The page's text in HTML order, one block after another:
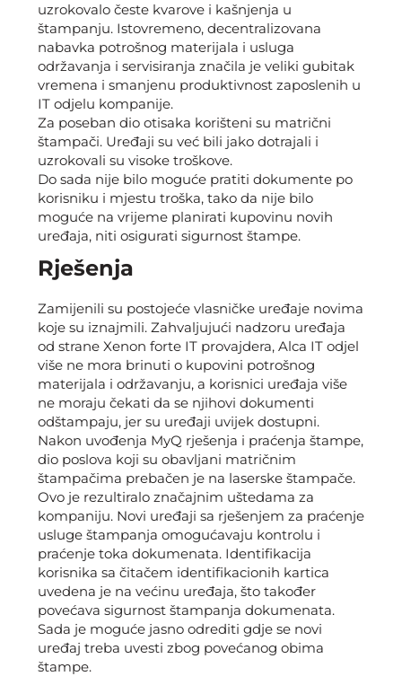
uzrokovalo česte kvarove i kašnjenja u
štampanju. Istovremeno, decentralizovana
nabavka potrošnog materijala i usluga
održavanja i servisiranja značila je veliki gubitak
vremena i smanjenu produktivnost zaposlenih u
IT odjelu kompanije.
Za poseban dio otisaka korišteni su matrični
štampači. Uređaji su već bili jako dotrajali i
uzrokovali su visoke troškove.
Do sada nije bilo moguće pratiti dokumente po
korisniku i mjestu troška, ​​tako da nije bilo
moguće na vrijeme planirati kupovinu novih
uređaja, niti osigurati sigurnost štampe.
Rješenja
Zamijenili su postojeće vlasničke uređaje novima
koje su iznajmili. Zahvaljujući nadzoru uređaja
od strane Xenon forte IT provajdera, Alca IT odjel
više ne mora brinuti o kupovini potrošnog
materijala i održavanju, a korisnici uređaja više
ne moraju čekati da se njihovi dokumenti
odštampaju, jer su uređaji uvijek dostupni.
Nakon uvođenja MyQ rješenja i praćenja štampe,
dio poslova koji su obavljani matričnim
štampačima prebačen je na laserske štampače.
Ovo je rezultiralo značajnim uštedama za
kompaniju. Novi uređaji sa rješenjem za praćenje
usluge štampanja omogućavaju kontrolu i
praćenje toka dokumenata. Identifikacija
korisnika sa čitačem identifikacionih kartica
uvedena je na većinu uređaja, što također
povećava sigurnost štampanja dokumenata.
Sada je moguće jasno odrediti gdje se novi
uređaj treba uvesti zbog povećanog obima
štampe.